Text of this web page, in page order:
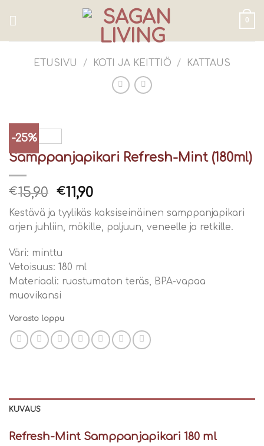
0
ETUSIVU / KOTI JA KEITTIÖ / KATTAUS
-25%
Samppanjapikari Refresh-Mint (180ml)
€15,90 €11,90
Kestävä ja tyylikäs kaksiseinäinen samppanjapikari
arjen juhliin, mökille, paljuun, veneelle ja retkille.
Väri: minttu
Vetoisuus: 180 ml
Materiaali: ruostumaton teräs, BPA-vapaa
muovikansi
Varasto loppu
KUVAUS
Refresh-Mint Samppanjapikari 180 ml